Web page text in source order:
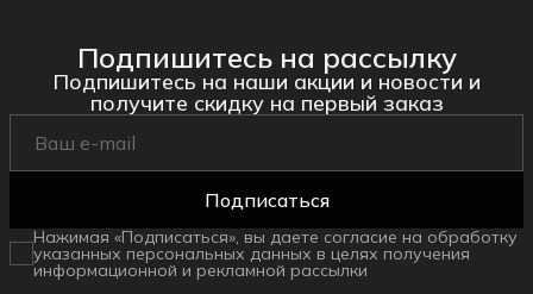
Подпишитесь на рассылку
Подпишитесь на наши акции и новости и
получите скидку на первый заказ
Подписаться
Нажимая «Подписаться», вы даете согласие на обработку
указанных персональных данных в целях получения
информационной и рекламной рассылки